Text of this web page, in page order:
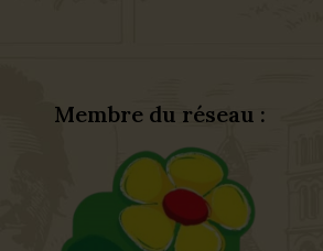
Membre du réseau :